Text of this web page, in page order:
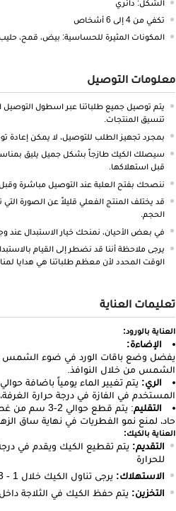
الشكل: دائري
تكفي من 4 إلى 6 أشخاص
المكونات المثيرة للحساسية: بيض، قمح،
معلومات التوصيل
يتم توصيل جميع طلباتنا عبر اسطول
تنسيق المنتجات.
بمجرد تجهيز الطلب للتوصيل، لا يمكن إعادة
سيصلك الكيك طازجاً بشكل جميل يليق
قبل استهلاكها.
ننصحك بفتح العلبة عند التوصيل مباشرة
قد يختلف المنتج الفعلي قليلاً عن الصورة
الحجم.
في بعض الأحيان، نمنحك خيار الاستبدال عند
يرجى ملاحظة أننا قد نضطر إلى القيام
الوقت المحدد لأن معظم طلباتنا هي هدايا
تعليمات العناية
العناية بالورود:
الإضاءة:
يفضل وضع باقات الورد في ضوء الشمس
الشمس من خلال النوافذ.
الري:
المستخدم في الفازة في درجة حرارة
التقليم
: يتم قطع
حاد، لمنع نمو الفطريات في نهاية ساق
العناية بالكيك:
التقديم: يتم تقطيع الكيك ويقدم في
للحرارة
الاستهلاك: يرجى تناول الكيك خلال 1 - 3 أيام
التخزين: يتم حفظ الكيك في الثلاجة